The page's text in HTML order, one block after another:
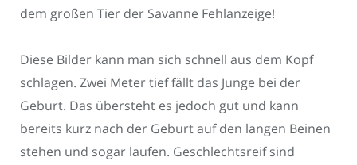
dem großen Tier der Savanne Fehlanzeige!
Diese Bilder kann man sich schnell aus dem Kopf
schlagen. Zwei Meter tief fällt das Junge bei der
Geburt. Das übersteht es jedoch gut und kann
bereits kurz nach der Geburt auf den langen Beinen
stehen und sogar laufen. Geschlechtsreif sind